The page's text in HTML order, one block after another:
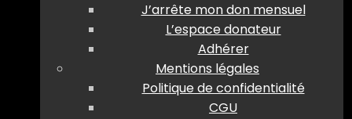
J’arrête mon don mensuel
L’espace donateur
Adhérer
Mentions légales
Politique de confidentialité
CGU